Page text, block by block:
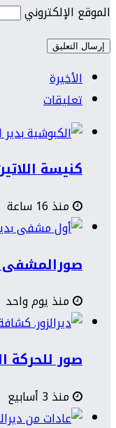
الموقع الإلكتروني
الأخيرة
تعليقات
كنيسة
منذ 16 ساعة
صورالمشفى
منذ يوم واحد
صور للحركة
منذ 3 أسابيع